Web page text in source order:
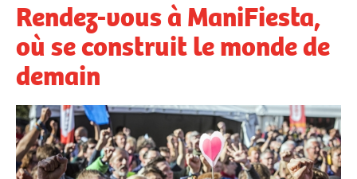
Rendez-vous à ManiFiesta,
où se construit le monde de
demain